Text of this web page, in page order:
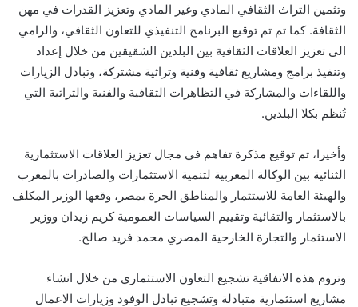
وتثمين التراث الثقافي المادي وغير المادي وتعزيز القدرات في مهن
الثقافة. كما تم تم توقيع البرنامج التنفيذي للتعاون الثقافي، والرامي
الى تعزيز العلاقات الثقافية بين البلدين الشقيقين من خلال إعداد
وتنفيذ برامج ومشاريع ثقافية وفنية وتراثية مشتركة، وتبادل الزيارات
واللقاءات والمشاركة في التظاهرات الثقافية والفنية والتراثية التي
تُنظم بكلا البلدين.
وأخيرا، تم توقيع مذكرة تفاهم في مجال تعزيز العلاقات الاستثمارية
الثنائية بين الوكالة المغربية لتنمية الاستثمارات والصادرات بالمغرب
والهيئة العامة للاستثمار والمناطق الحرة بمصر، وقعها الوزير المكلف
بالاستثمار والتقائية وتقييم السياسات العمومية كريم زيدان ووزير
الاستثمار والتجارة الخارحية المصري محمد فريد صالح.
وتروم هذه الاتفاقية تشجيع التعاون الاستثماري من خلال انشاء
مشاريع استثمارية متبادلة وتشجيع تبادل الوفود وزيارات الاعمال